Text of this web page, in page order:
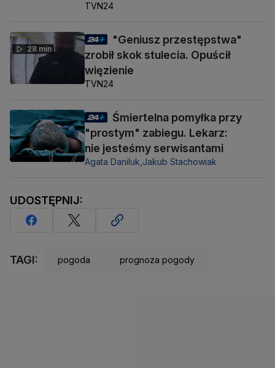
TVN24
28 min
"Geniusz przestępstwa"
zrobił skok stulecia. Opuścił
więzienie
TVN24
Śmiertelna pomyłka przy
"prostym" zabiegu. Lekarz:
nie jesteśmy serwisantami
Agata Daniluk, Jakub Stachowiak
UDOSTĘPNIJ:
TAGI: pogoda prognoza pogody